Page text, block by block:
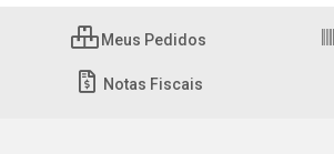
Meus Pedidos
Notas Fiscais